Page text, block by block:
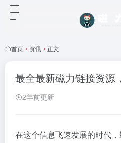
首页 • 资讯 • 正文
最全最新磁力链接资源
2年前更新
在这个信息飞速发展的时代